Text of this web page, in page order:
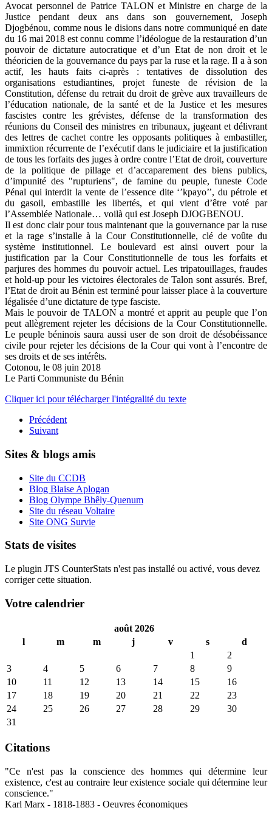
Avocat personnel de Patrice TALON et Ministre en charge de la
Justice pendant deux ans dans son gouvernement, Joseph
Djogbénou, comme nous le disions dans notre communiqué en date
du 16 mai 2018 est connu comme l’idéologue de la restauration d’un
pouvoir de dictature autocratique et d’un Etat de non droit et le
théoricien de la gouvernance du pays par la ruse et la rage. Il a à son
actif, les hauts faits ci-après : tentatives de dissolution des
organisations estudiantines, projet funeste de révision de la
Constitution, défense du retrait du droit de grève aux travailleurs de
l’éducation nationale, de la santé et de la Justice et les mesures
fascistes contre les grévistes, défense de la transformation des
réunions du Conseil des ministres en tribunaux, jugeant et délivrant
des lettres de cachet contre les opposants politiques à embastiller,
immixtion récurrente de l’exécutif dans le judiciaire et la justification
de tous les forfaits des juges à ordre contre l’Etat de droit, couverture
de la politique de pillage et d’accaparement des biens publics,
d’impunité des "rupturiens", de famine du peuple, funeste Code
Pénal qui interdit la vente de l’essence dite ‘’kpayo’’, du pétrole et
du gasoil, embastille les libertés, et qui vient d’être voté par
l’Assemblée Nationale… voilà qui est Joseph DJOGBENOU.
Il est donc clair pour tous maintenant que la gouvernance par la ruse
et la rage s’installe à la Cour Constitutionnelle, clé de voûte du
système institutionnel. Le boulevard est ainsi ouvert pour la
justification par la Cour Constitutionnelle de tous les forfaits et
parjures des hommes du pouvoir actuel. Les tripatouillages, fraudes
et hold-up pour les victoires électorales de Talon sont assurés. Bref,
l’Etat de droit au Bénin est terminé pour laisser place à la couverture
légalisée d’une dictature de type fasciste.
Mais le pouvoir de TALON a montré et apprit au peuple que l’on
peut allègrement rejeter les décisions de la Cour Constitutionnelle.
Le peuple béninois saura aussi user de son droit de désobéissance
civile pour rejeter les décisions de la Cour qui vont à l’encontre de
ses droits et de ses intérêts.
Cotonou, le 08 juin 2018
Le Parti Communiste du Bénin
Cliquer ici pour télécharger l'intégralité du texte
Précédent
Suivant
Sites & blogs amis
Site du CCDB
Blog Blaise Aplogan
Blog Olympe Bhêly-Quenum
Site du réseau Voltaire
Site ONG Survie
Stats de visites
Le plugin JTS CounterStats n'est pas installé ou activé, vous devez
corriger cette situation.
Votre calendrier
août 2026
l
m m j v s
d
1
2
3
4 5 6 7 8
9
10
11 12 13 14 15
16
17
18 19 20 21 22
23
24
25 26 27 28 29
30
31
Citations
"Ce n'est pas la conscience des hommes qui détermine leur
existence, c'est au contraire leur existence sociale qui détermine leur
conscience."
Karl Marx - 1818-1883 - Oeuvres économiques